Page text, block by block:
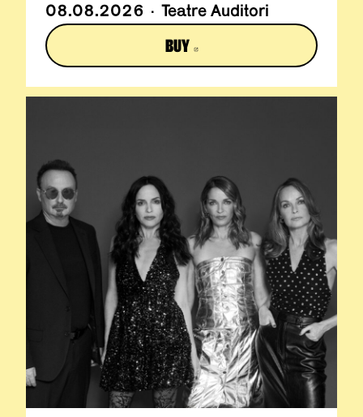
08.08.2026 · Teatre Auditori
BUY ABRE EN NUEVA VENTANA